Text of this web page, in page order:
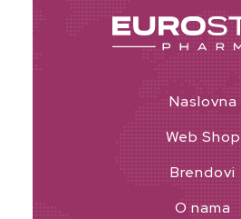
Naslovna
Web Shop
Brendovi
O nama